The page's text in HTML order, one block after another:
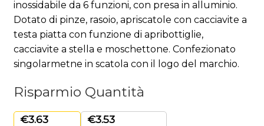
inossidabile da 6 funzioni, con presa in alluminio.
Dotato di pinze, rasoio, apriscatole con cacciavite a
testa piatta con funzione di apribottiglie,
cacciavite a stella e moschettone. Confezionato
singolarmetne in scatola con il logo del marchio.
Risparmio Quantità
€3.63 €3.53